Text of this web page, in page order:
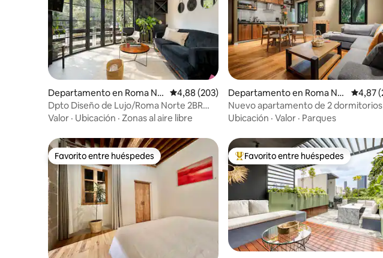
Departamento en Roma No
rte
Calificación promedio: 4,88 de 5. 203 evaluaciones
4,88 (203)
Dpto Diseño de Lujo/Roma Norte 2BR
Terraza Privada
Valor · Ubicación · Zonas al aire libre
Departamento en Roma Nor
te
4,87
Nuevo apartamento de 2
el corazón de la moderna Roma/Co
Ubicación · Valor · Parques
Favorito entre huéspedes
Favorito entre huéspedes Favorito entre los huéspedes más
Favorito entre huéspedes